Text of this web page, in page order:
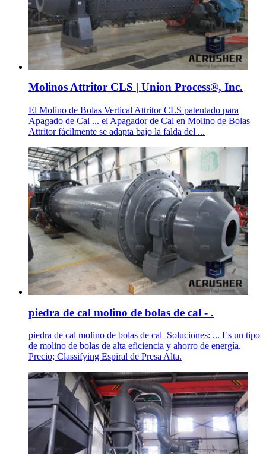
Molinos Attritor CLS | Union Process®, Inc.
El Molino de Bolas Vertical Attritor CLS patentado para
Apagado de Cal ... el Apagador de Cal en Molino de Bolas
Attritor fácilmente se adapta bajo la falda del ...
piedra de cal molino de bolas de cal - .
piedra de cal molino de bolas de cal_Soluciones: ... Es un tipo
de molino de bolas de alta eficiencia y ahorro de energía.
Precio; Classifying Espiral de Presa Alta.